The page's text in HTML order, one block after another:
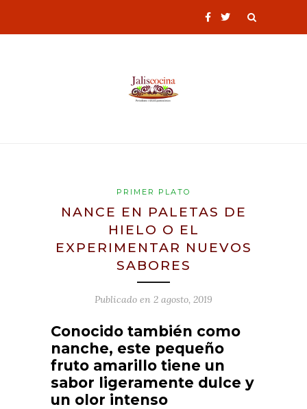
PRIMER PLATO
NANCE EN PALETAS DE
HIELO O EL
EXPERIMENTAR NUEVOS
SABORES
Publicado en 2 agosto, 2019
Conocido también como
nanche, este pequeño
fruto amarillo tiene un
sabor ligeramente dulce y
un olor intenso